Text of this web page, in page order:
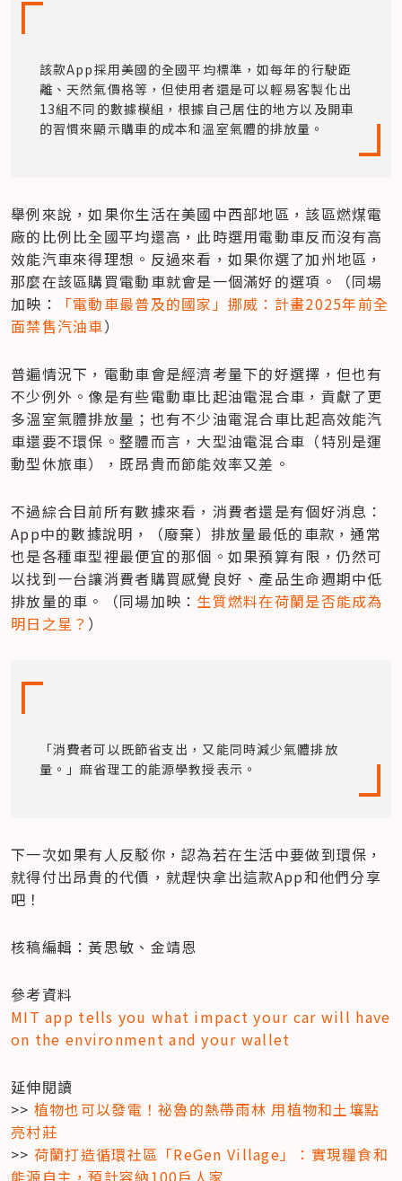
該款App採用美國的全國平均標準，如每年的行駛距
離、天然氣價格等，但使用者還是可以輕易客製化出
13組不同的數據模組，根據自己居住的地方以及開車
的習慣來顯示購車的成本和溫室氣體的排放量。
舉例來說，如果你生活在美國中西部地區，該區燃煤電
廠的比例比全國平均還高，此時選用電動車反而沒有高
效能汽車來得理想。反過來看，如果你選了加州地區，
那麼在該區購買電動車就會是一個滿好的選項。（同場
加映：
「電動車最普及的國家」挪威：計畫2025年前全
面禁售汽油車）
普遍情況下，電動車會是經濟考量下的好選擇，但也有
不少例外。像是有些電動車比起油電混合車，貢獻了更
多溫室氣體排放量；也有不少油電混合車比起高效能汽
車還要不環保。整體而言，大型油電混合車（特別是運
動型休旅車），既昂貴而節能效率又差。
不過綜合目前所有數據來看，消費者還是有個好消息：
App中的數據說明，（廢棄）排放量最低的車款，通常
也是各種車型裡最便宜的那個。如果預算有限，仍然可
以找到一台讓消費者購買感覺良好、產品生命週期中低
排放量的車。（同場加映： 生質燃料在荷蘭是否能成為
明日之星？ ）
「消費者可以既節省支出，又能同時減少氣體排放
量。」麻省理工的能源學教授表示。
下一次如果有人反駁你，認為若在生活中要做到環保，
就得付出昂貴的代價，就趕快拿出這款App和他們分享
吧！
核稿編輯：黃思敏、金靖恩
MIT app tells you what impact your car will have
on the environment and your wallet
延伸閱讀
>> 植物也可以發電！祕魯的熱帶雨林 用植物和土壤點
亮村莊
>> 荷蘭打造循環社區「ReGen Village」：實現糧食和